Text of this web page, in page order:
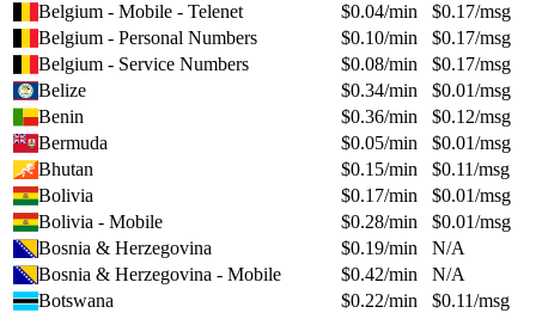
Belgium - Mobile - Telenet
$0.04/min $0.17/msg
Belgium - Personal Numbers
$0.10/min $0.17/msg
Belgium - Service Numbers
$0.08/min $0.17/msg
Belize
$0.34/min $0.01/msg
Benin
$0.36/min $0.12/msg
Bermuda
$0.05/min $0.01/msg
Bhutan
$0.15/min $0.11/msg
Bolivia
$0.17/min $0.01/msg
Bolivia - Mobile
$0.28/min $0.01/msg
Bosnia & Herzegovina
$0.19/min
N/A
Bosnia & Herzegovina - Mobile
$0.42/min
N/A
Botswana
$0.22/min $0.11/msg